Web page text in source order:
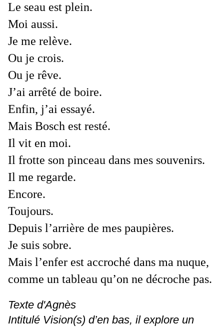
Le seau est plein.
Moi aussi.
Je me relève.
Ou je crois.
Ou je rêve.
J’ai arrêté de boire.
Enfin, j’ai essayé.
Mais Bosch est resté.
Il vit en moi.
Il frotte son pinceau dans mes souvenirs.
Il me regarde.
Encore.
Toujours.
Depuis l’arrière de mes paupières.
Je suis sobre.
Mais l’enfer est accroché dans ma nuque,
comme un tableau qu’on ne décroche pas.
Texte d'Agnès
Intitulé Vision(s) d’en bas, il explore un